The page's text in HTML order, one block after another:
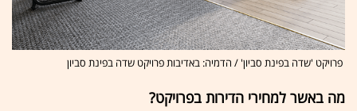
פרויקט 'שדה בפינת סביון' / הדמיה: באדיבות פרויקט שדה בפינת סביון
מה באשר למחירי הדירות בפרויקט?